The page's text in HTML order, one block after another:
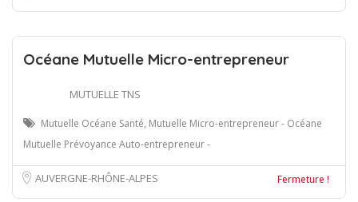
Océane Mutuelle Micro-entrepreneur
MUTUELLE TNS
Mutuelle Océane Santé, Mutuelle Micro-entrepreneur - Océane
Mutuelle Prévoyance Auto-entrepreneur -
AUVERGNE-RHÔNE-ALPES Fermeture !